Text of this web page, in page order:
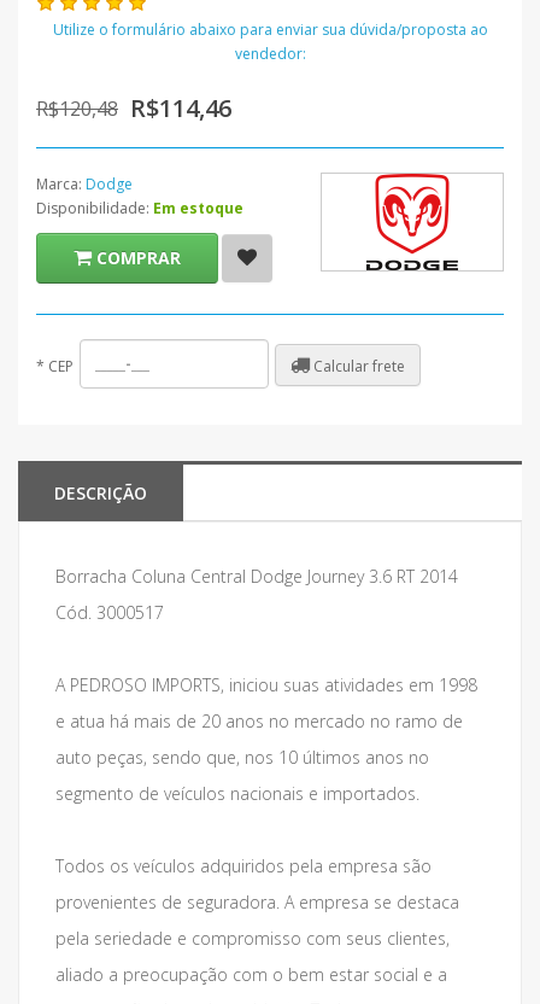
Utilize o formulário abaixo para enviar sua dúvida/proposta ao
vendedor:
R$120,48 R$114,46
Marca: Dodge
Disponibilidade: Em estoque
COMPRAR
* CEP Calcular frete
DESCRIÇÃO
Borracha Coluna Central Dodge Journey 3.6 RT 2014
Cód. 3000517
A PEDROSO IMPORTS, iniciou suas atividades em 1998
e atua há mais de 20 anos no mercado no ramo de
auto peças, sendo que, nos 10 últimos anos no
segmento de veículos nacionais e importados.
Todos os veículos adquiridos pela empresa são
provenientes de seguradora. A empresa se destaca
pela seriedade e compromisso com seus clientes,
aliado a preocupação com o bem estar social e a